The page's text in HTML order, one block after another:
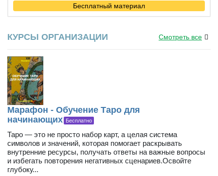
Бесплатный материал
КУРСЫ ОРГАНИЗАЦИИ Смотреть все
Марафон - Обучение Таро для
начинающих Бесплатно
Таро — это не просто набор карт, а целая система
символов и значений, которая помогает раскрывать
внутренние ресурсы, получать ответы на важные вопросы
и избегать повторения негативных сценариев.Освойте
глубоку...